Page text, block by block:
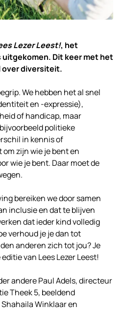
Lezer Leest!, het
uitgekomen. Dit keer met het
over diversiteit.
We hebben het al snel
en -expressie),
of handicap, maar
politieke
in kennis of
zijn wie je bent en
wie je bent. Daar moet de
bereiken we door samen
inclusie en dat te blijven
dat ieder kind volledig
verhoud je je dan tot
anderen zich tot jou? Je
van Lees Lezer Leest!
andere Paul Adels, directeur
Theek 5, beeldend
Winklaar en